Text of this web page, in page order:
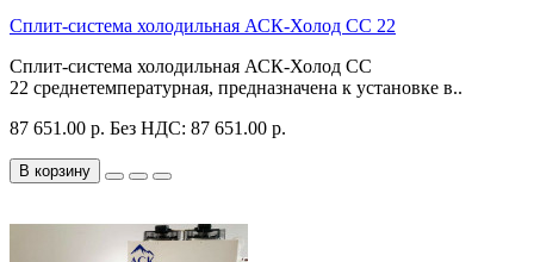
Сплит-система холодильная АСК-Холод CC 22
Сплит-система холодильная АСК-Холод CC
22 среднетемпературная, предназначена к установке в..
87 651.00 р. Без НДС: 87 651.00 р.
В корзину